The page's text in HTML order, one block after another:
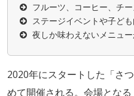
フルーツ、コーヒー、チ
ステージイベントや子ど
夜しか味わえないメニュ
2020年にスタートした「さ
めて開催される。会場とな